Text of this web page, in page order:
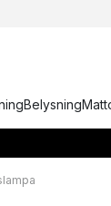
Belysning